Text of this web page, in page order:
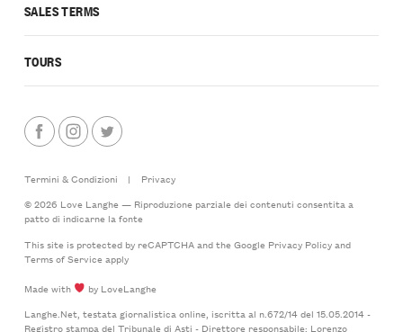
SALES TERMS
TOURS
Termini & Condizioni |
Privacy
© 2026 Love Langhe — Riproduzione parziale dei contenuti consentita a
patto di indicarne la fonte
This site is protected by reCAPTCHA and the Google Privacy Policyand
Terms of Serviceapply
Made with
by LoveLanghe
Langhe.Net, testata giornalistica online, iscritta al n.672/14 del 15.05.2014 -
Registro stampa del Tribunale di Asti - Direttore responsabile: Lorenzo